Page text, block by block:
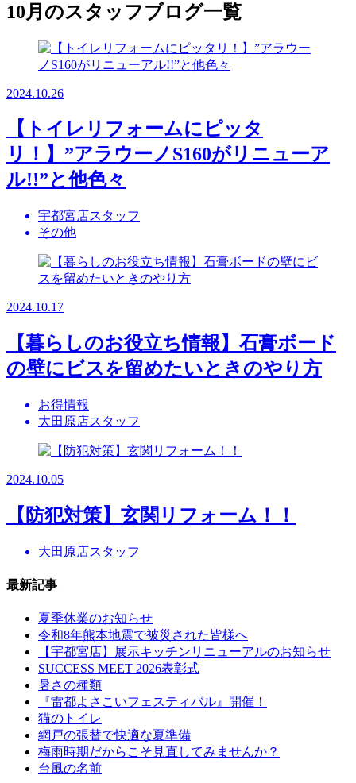
10月のスタッフブログ一覧
2024.10.26
【トイレリフォームにピッタ
リ！】”アラウーノS160がリニューア
ル!!”と他色々
宇都宮店スタッフ
その他
2024.10.17
【暮らしのお役立ち情報】石膏ボード
の壁にビスを留めたいときのやり方
お得情報
大田原店スタッフ
2024.10.05
【防犯対策】玄関リフォーム！！
大田原店スタッフ
最新記事
夏季休業のお知らせ
令和8年熊本地震で被災された皆様へ
【宇都宮店】展示キッチンリニューアルのお知らせ
SUCCESS MEET 2026表彰式
暑さの種類
『雷都よさこいフェスティバル』開催！
猫のトイレ
網戸の張替で快適な夏準備
梅雨時期だからこそ見直してみませんか？
台風の名前